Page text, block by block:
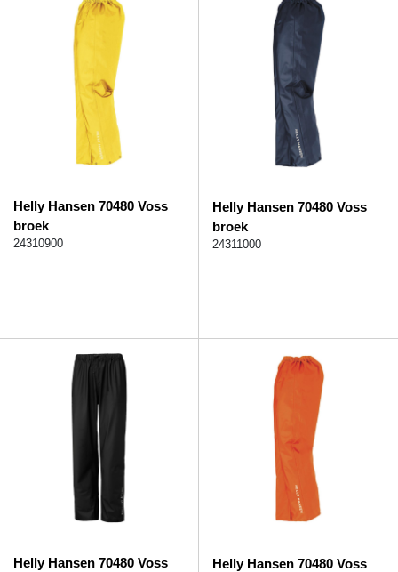
Helly Hansen 70480 Voss
broek
24310900
Helly Hansen 70480 Voss
broek
24311000
Helly Hansen 70480 Voss
Helly Hansen 70480 Voss